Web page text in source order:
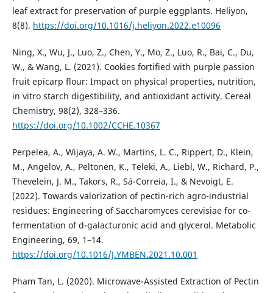
leaf extract for preservation of purple eggplants. Heliyon,
8(8). https://doi.org/10.1016/j.heliyon.2022.e10096
Ning, X., Wu, J., Luo, Z., Chen, Y., Mo, Z., Luo, R., Bai, C., Du,
W., & Wang, L. (2021). Cookies fortified with purple passion
fruit epicarp flour: Impact on physical properties, nutrition,
in vitro starch digestibility, and antioxidant activity. Cereal
Chemistry, 98(2), 328–336.
https://doi.org/10.1002/CCHE.10367
Perpelea, A., Wijaya, A. W., Martins, L. C., Rippert, D., Klein,
M., Angelov, A., Peltonen, K., Teleki, A., Liebl, W., Richard, P.,
Thevelein, J. M., Takors, R., Sá-Correia, I., & Nevoigt, E.
(2022). Towards valorization of pectin-rich agro-industrial
residues: Engineering of Saccharomyces cerevisiae for co-
fermentation of d-galacturonic acid and glycerol. Metabolic
Engineering, 69, 1–14.
https://doi.org/10.1016/J.YMBEN.2021.10.001
Pham Tan, L. (2020). Microwave-Assisted Extraction of Pectin